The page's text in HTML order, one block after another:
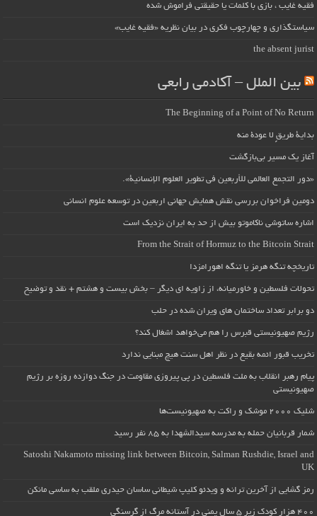
فقیه غایب ، بازی با کلمات یا حقیقتی فراموش شده
سیاستگذاری و چهارچوب فکری در بیان نظریه «فقیه غایب»
the absent jurist
بین الملل – آکادمی رابعی
The Beginning of a Point of No Return
بداية طريقٍ لا عودة منه
آغاز یک مسیر بی‌بازگشت
«دور التجمع العالمي للأربعين في تطوير العلوم الإنسانية».
دومین فراخوان بررسی نقش همایش جهانی اربعین در توسعه علوم انسانی
اشاره ساتوشی ناکاموتو بیش از حد به ایران نزدیک است
From the Strait of Hormuz to the Bitcoin Strait
تاریخچه تنگه هرمز یا تنگه اهورامزدا
تحولات فلسطین و خاورمیانه، از زاویه ای دیگر – بخش بیست و هشتم + نقد و توضیح
دو برابر تعداد ساختمان های ویران شده در حلب
رژیم صهیونیستی قبرس را هم می‌خواهد اشغال کند؟
تخریب قبور ائمه بقیع در نظر اهل سنت هیچ مبنایی ندارد
پیام رهبر انقلاب به ملت فلسطین در پی پیروزی مقاومت در جنگ دوازده روزه بر رژیم
صهیونیستی
شلیک ۲۰۰۰ موشک و راکت به صهیونیست‌ها
شمار قربانیان حمله به مدرسه سیدالشهدا به ۸۵ نفر رسید
Satoshi Nakamoto missing link between Bitcoin, Salman Rushdie, Israel and
UK
رمز گشایی از آخرین ترانه و ویدئو کلیپ شیطانی ساسان حیدری ملقب به ساسی مانکن
۴۰۰ هزار کودک زیر ۵ سال یمنی در آستانه مرگ از گرسنگی